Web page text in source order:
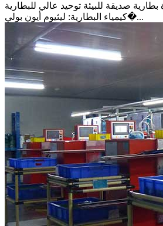
بطارية صديقة للبيئة توحيد عالي للبطارية
كيمياء البطارية: ليثيوم أيون بولي�...